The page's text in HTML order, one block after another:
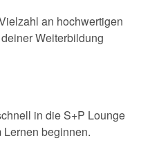
an hochwertigen
Weiterbildung
in die S+P Lounge
beginnen.